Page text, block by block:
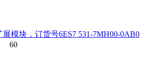
展模块，订货号6ES7 531-7MH00-0AB0
60